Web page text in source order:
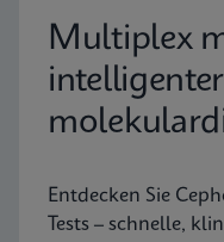
Multiplex
Entdecken Sie
Tests – schnelle,